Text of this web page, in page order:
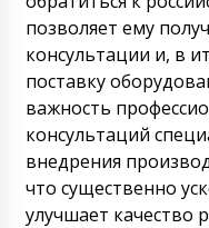
позволяет ему
консультации и, в
поставку
важность
консультаций
внедрения
что существенно
улучшает качество